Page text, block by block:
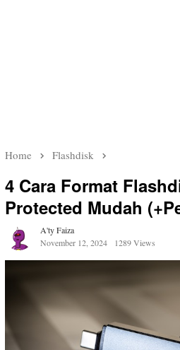
Home Flashdisk
4 Cara Format
Protected Mudah
A'ty Faiza
November 12, 2024
1289 Views